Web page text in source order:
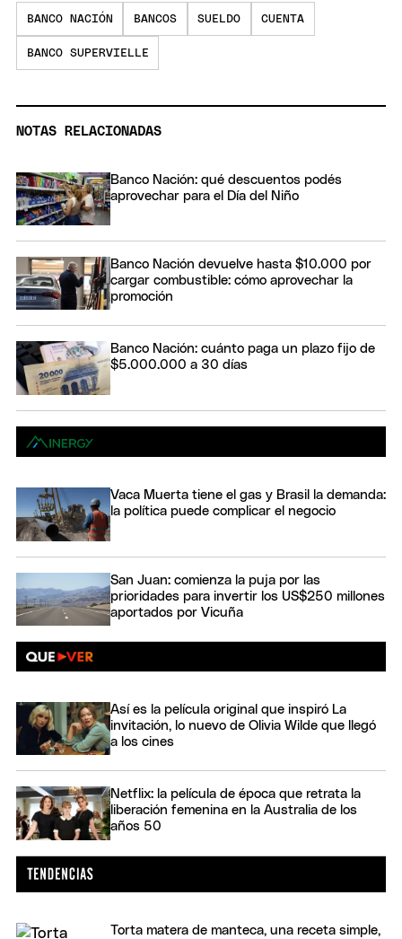
BANCO NACIÓN BANCOS SUELDO CUENTA
BANCO SUPERVIELLE
NOTAS RELACIONADAS
Banco Nación: qué descuentos podés
aprovechar para el Día del Niño
Banco Nación devuelve hasta $10.000 por
cargar combustible: cómo aprovechar la
promoción
Banco Nación: cuánto paga un plazo fijo de
$5.000.000 a 30 días
Vaca Muerta tiene el gas y Brasil la demanda:
la política puede complicar el negocio
San Juan: comienza la puja por las
prioridades para invertir los US$250 millones
aportados por Vicuña
Así es la película original que inspiró La
invitación, lo nuevo de Olivia Wilde que llegó
a los cines
Netflix: la película de época que retrata la
liberación femenina en la Australia de los
años 50
Torta matera de manteca, una receta simple,